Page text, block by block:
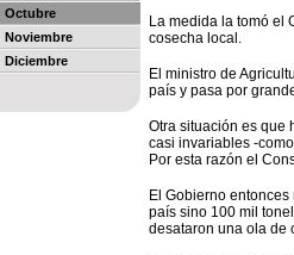
Octubre
Noviembre
Diciembre
La medida la tomó el
cosecha local.
El ministro de
país y pasa por
Otra situación es que
casi invariables -
Por esta razón el
El Gobierno
país sino 100 mil
desataron una ola de